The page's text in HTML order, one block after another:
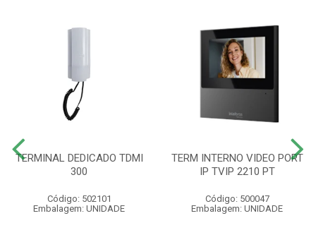
TERMINAL DEDICADO TDMI
300
Código: 502101
Embalagem: UNIDADE
TERM INTERNO VIDEO PORT
IP TVIP 2210 PT
Código: 500047
Embalagem: UNIDADE